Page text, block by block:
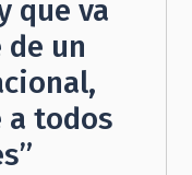
que va
de un
a todos